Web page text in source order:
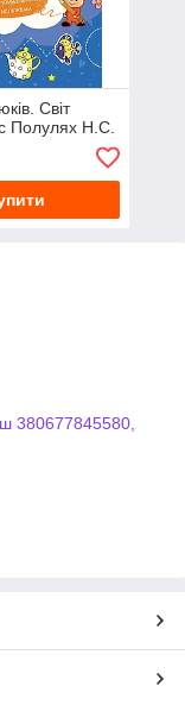
Світ
Полулях Н.С.
380677845580,